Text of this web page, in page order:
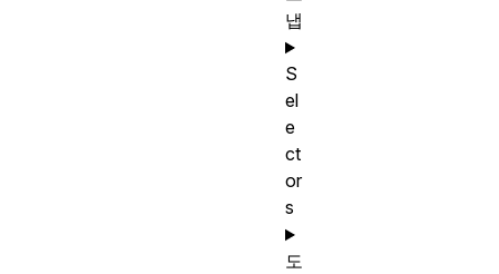
냅
S
el
e
ct
or
s
도